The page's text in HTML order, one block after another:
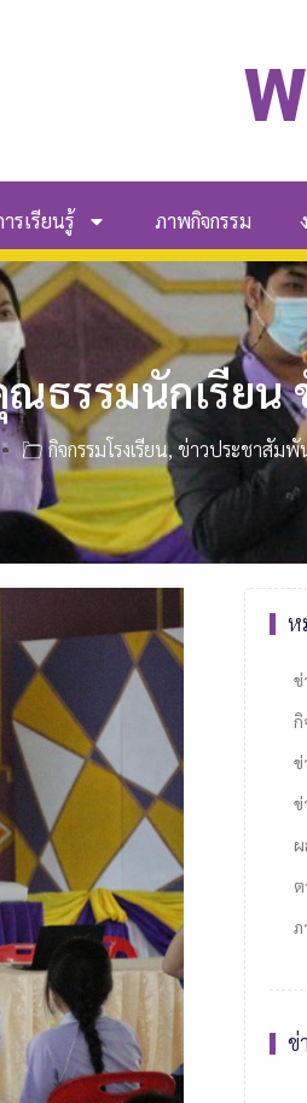
รเรียนรู้ ภาพกิจกรรม
ธรรมนักเรียน
กิจกรรมโรงเรียน, ข่าวประชาสัมพั
ห
ข่
กิ
ข่
ข่
ภ
ข่